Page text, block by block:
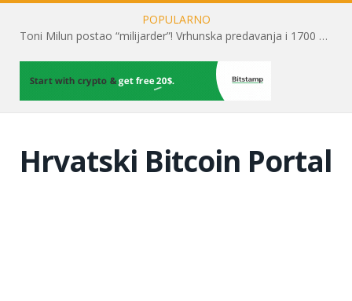
POPULARNO
Toni Milun postao “milijarder”! Vrhunska predavanja i 1700 posjetitelja obilježili su mjesec financijske pismenosti
Hrvatski Bitcoin Portal